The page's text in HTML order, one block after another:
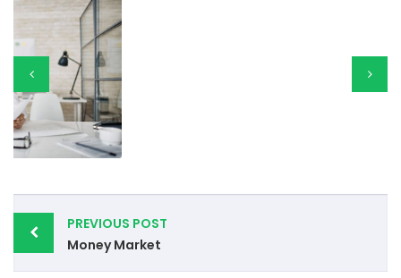
Post
navigation
PREVIOUS POST
Money Market